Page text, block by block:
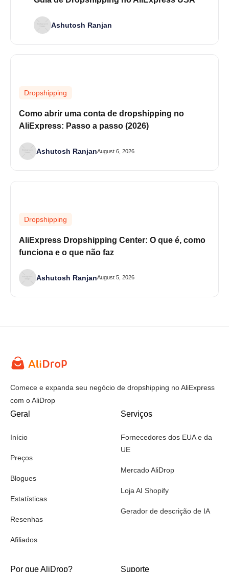
Ashutosh Ranjan
Dropshipping
Como abrir uma conta de dropshipping no
AliExpress: Passo a passo (2026)
Ashutosh RanjanAugust 6, 2026
Dropshipping
AliExpress Dropshipping Center: O que é, como
funciona e o que não faz
Ashutosh RanjanAugust 5, 2026
Comece e expanda seu negócio de dropshipping no AliExpress
com o AliDrop
Geral
Início
Preços
Blogues
Estatísticas
Resenhas
Afiliados
Serviços
Fornecedores dos EUA e da
UE
Mercado AliDrop
Loja AI Shopify
Gerador de descrição de IA
Por que AliDrop? Suporte